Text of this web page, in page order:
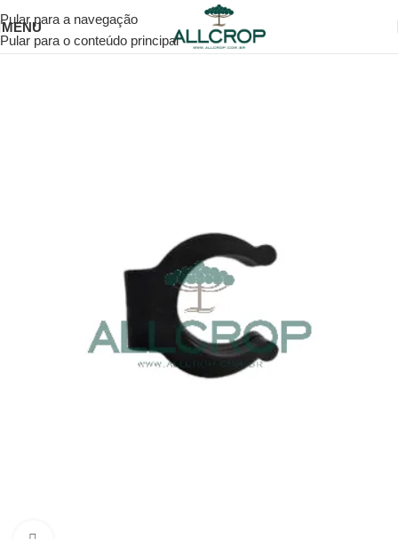
Pular para a navegação
Pular para o conteúdo principal
MENU